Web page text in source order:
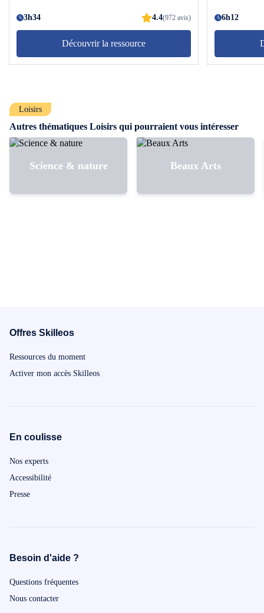
Alors, prenez votre appareil et capturer vos
plus beaux moments !
3h34 4.4(972 avis)
Découvrir la ressource
6h12
Loisirs
Autres thématiques Loisirs qui pourraient vous intéresser
Science & nature Beaux Arts
Offres Skilleos
Ressources du moment
Activer mon accès Skilleos
En coulisse
Nos experts
Accessibilité
Presse
Besoin d'aide ?
Questions fréquentes
Nous contacter